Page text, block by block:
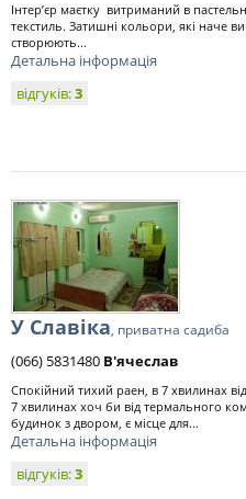
Інтер’єр маєтку витриманий в
текстиль. Затишні кольори, які наче
створюють...
Детальна інформація
відгуків:3
У Славіка, приватна садиба
(066) 5831480 В'ячеслав
Спокійний тихий раен, в 7 хвилинах
7 хвилинах хоч би від термального
будинок з двором, є місце для...
Детальна інформація
відгуків:3